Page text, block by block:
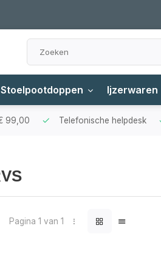
Stoelpootdoppen Ijzerwaren
99,00 Telefonische helpdesk
Pagina 1 van 1